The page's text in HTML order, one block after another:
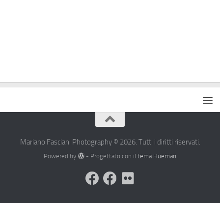
Mariano Fasciani Photography © 2026. Tutti i diritti riservati.
Powered by - Progettato con il tema Hueman